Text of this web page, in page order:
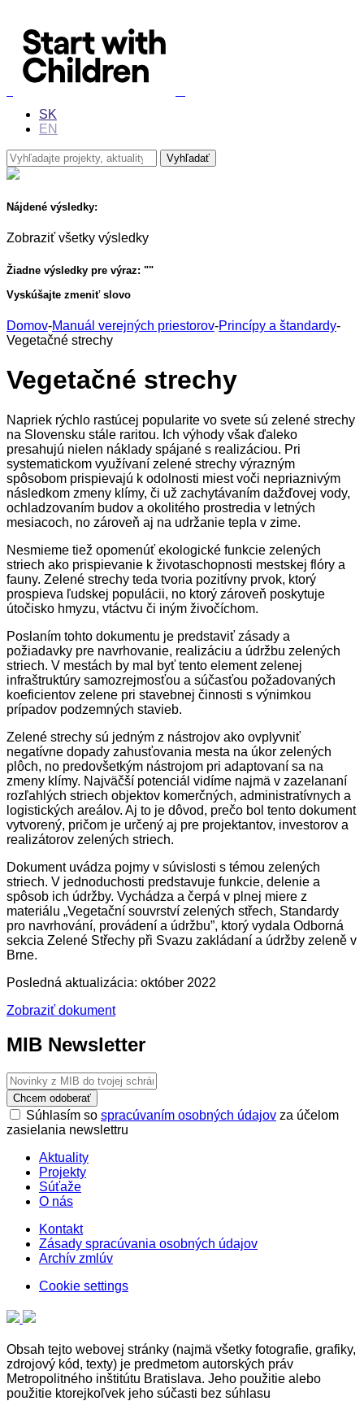
SK
EN
Nájdené výsledky:
Zobraziť všetky výsledky
Žiadne výsledky pre výraz: ""
Vyskúšajte zmeniť slovo
Domov-Manuál verejných priestorov-Princípy a štandardy-
Vegetačné strechy
Vegetačné strechy
Napriek rýchlo rastúcej popularite vo svete sú zelené strechy
na Slovensku stále raritou. Ich výhody však ďaleko
presahujú nielen náklady spájané s realizáciou. Pri
systematickom využívaní zelené strechy výrazným
spôsobom prispievajú k odolnosti miest voči nepriaznivým
následkom zmeny klímy, či už zachytávaním dažďovej vody,
ochladzovaním budov a okolitého prostredia v letných
mesiacoch, no zároveň aj na udržanie tepla v zime.
Nesmieme tiež opomenúť ekologické funkcie zelených
striech ako prispievanie k životaschopnosti mestskej flóry a
fauny. Zelené strechy teda tvoria pozitívny prvok, ktorý
prospieva ľudskej populácii, no ktorý zároveň poskytuje
útočisko hmyzu, vtáctvu či iným živočíchom.
Poslaním tohto dokumentu je predstaviť zásady a
požiadavky pre navrhovanie, realizáciu a údržbu zelených
striech. V mestách by mal byť tento element zelenej
infraštruktúry samozrejmosťou a súčasťou požadovaných
koeficientov zelene pri stavebnej činnosti s výnimkou
prípadov podzemných stavieb.
Zelené strechy sú jedným z nástrojov ako ovplyvniť
negatívne dopady zahusťovania mesta na úkor zelených
plôch, no predovšetkým nástrojom pri adaptovaní sa na
zmeny klímy. Najväčší potenciál vidíme najmä v zazelananí
rozľahlých striech objektov komerčných, administratívnych a
logistických areálov. Aj to je dôvod, prečo bol tento dokument
vytvorený, pričom je určený aj pre projektantov, investorov a
realizátorov zelených striech.
Dokument uvádza pojmy v súvislosti s témou zelených
striech. V jednoduchosti predstavuje funkcie, delenie a
spôsob ich údržby. Vychádza a čerpá v plnej miere z
materiálu „Vegetační souvrství zelených střech, Standardy
pro navrhování, provádení a údržbu”, ktorý vydala Odborná
sekcia Zelené Střechy při Svazu zakládaní a údržby zeleně v
Brne.
Posledná aktualizácia: október 2022
Zobraziť dokument
MIB Newsletter
Chcem odoberať
Súhlasím so spracúvaním osobných údajov za účelom
zasielania newslettru
Aktuality
Projekty
Súťaže
O nás
Kontakt
Zásady spracúvania osobných údajov
Archív zmlúv
Cookie settings
Obsah tejto webovej stránky (najmä všetky fotografie, grafiky,
zdrojový kód, texty) je predmetom autorských práv
Metropolitného inštitútu Bratislava. Jeho použitie alebo
použitie ktorejkoľvek jeho súčasti bez súhlasu